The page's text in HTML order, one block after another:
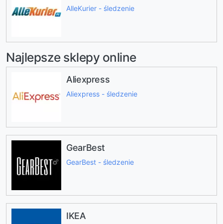
AlleKurier - śledzenie
Najlepsze sklepy online
Aliexpress
Aliexpress - śledzenie
GearBest
GearBest - śledzenie
IKEA